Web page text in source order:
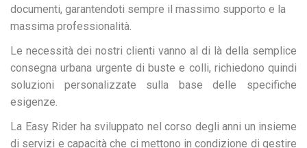
documenti, garantendoti sempre il massimo supporto e la
massima professionalità.
Le necessità dei nostri clienti vanno al di là della semplice
consegna urbana urgente di buste e colli, richiedono quindi
soluzioni personalizzate sulla base delle specifiche
esigenze.
La Easy Rider ha sviluppato nel corso degli anni un insieme
di servizi e capacità che ci mettono in condizione di gestire